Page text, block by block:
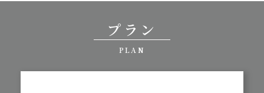
プラン
PLAN